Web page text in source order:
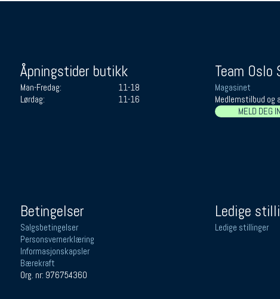
Åpningstider butikk
Man-Fredag:
11-18
Lørdag:
11-16
Team Oslo
Magasinet
Medlemstilbud
MELD DEG
Betingelser
Salgsbetingelser
Personsvernerklæring
Informasjonskapsler
Bærekraft
Org. nr: 976754360
Ledige
Ledige stillinger